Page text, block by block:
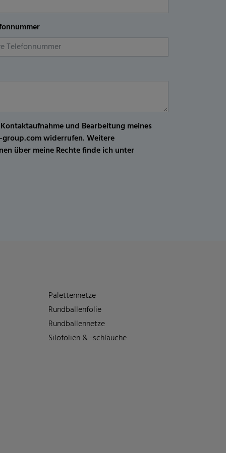
und Bearbeitung meines
widerrufen. Weitere
über meine Rechte finde ich unter
Palettennetze
Rundballenfolie
Rundballennetze
Silofolien & -schläuche